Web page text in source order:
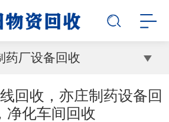
药厂设备回收
回收，亦庄制药设备回
净化车间回收